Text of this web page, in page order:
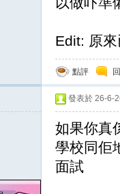
Edit: 原
點評
發表於 26-6-
如果你真
學校同佢
面試